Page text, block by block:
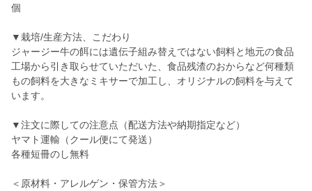
個
▼栽培/生産方法、こだわり
ジャージー牛の餌には遺伝子組み替えではない飼料と地元の食品
工場から引き取らせていただいた、食品残渣のおからなど何種類
もの飼料を大きなミキサーで加工し、オリジナルの飼料を与えて
います。
▼注文に際しての注意点（配送方法や納期指定など）
ヤマト運輸（クール便にて発送）
各種短冊のし無料
＜原材料・アレルゲン・保管方法＞